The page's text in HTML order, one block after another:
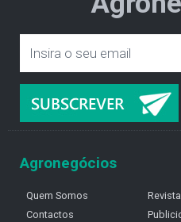
Agronegócios
Quem Somos
Contactos